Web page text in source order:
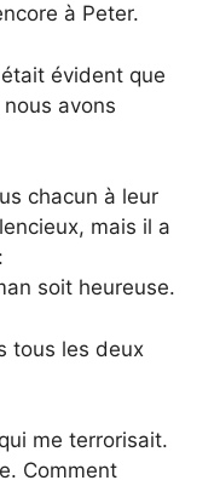
à Peter.
évident que
avons
chacun à leur
mais il a
soit heureuse.
tous les deux
me terrorisait.
Comment